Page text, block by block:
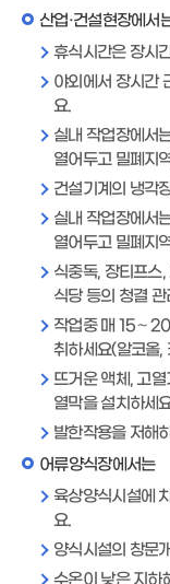
산업·건설현장에서
휴식시간은 장시
야외에서 장시간
요.
실내 작업장에서
열어두고 밀폐지
건설기계의 냉각
실내 작업장에서
열어두고 밀폐지
식중독, 장티프스
식당 등의 청결
작업중 매 15～
취하세요(알코올,
뜨거운 액체, 고
열막을 설치하세
발한작용을 저해
어류양식장에서는
육상양식시설에
요.
양식시설의 창문
수온이 낮은 지하